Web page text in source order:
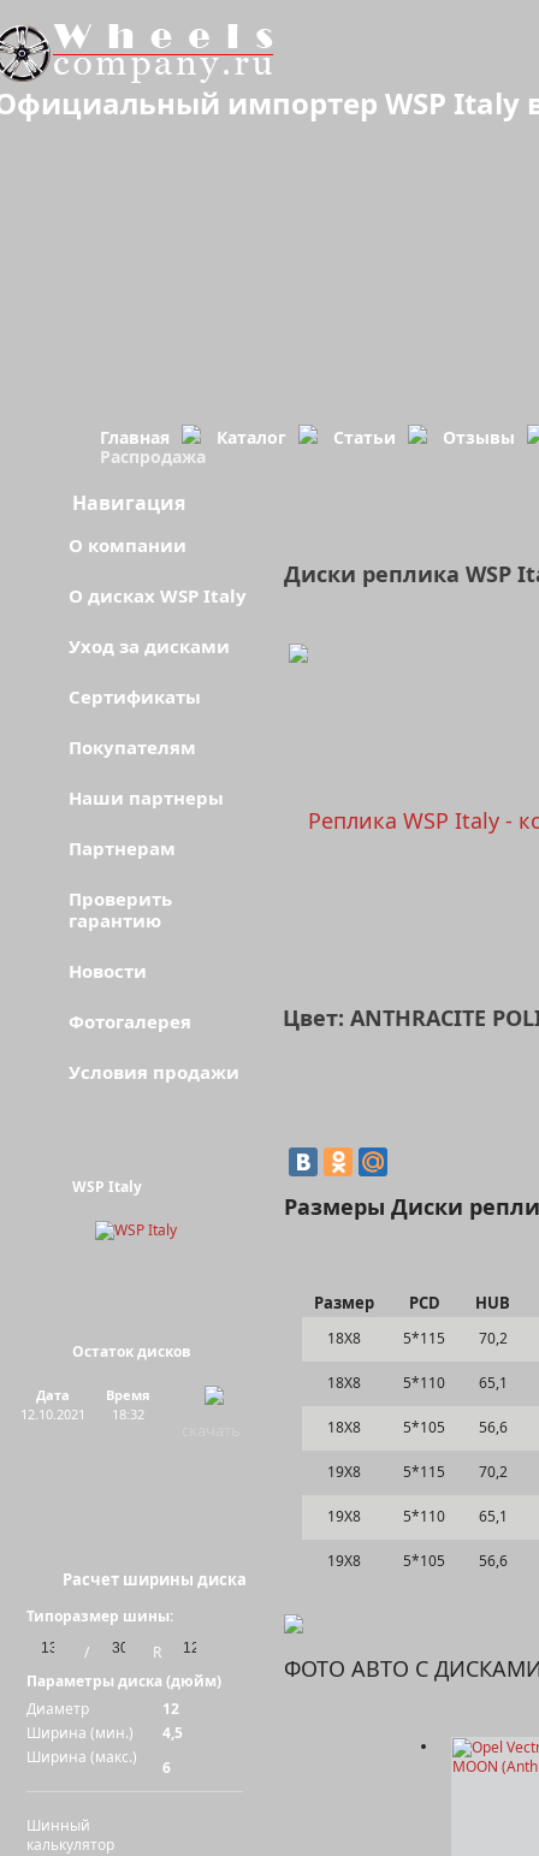
импортер WSP Italy
Главная Каталог Статьи
Отзывы
Распродажа
Диски реплика WSP
Цвет: ANTHRACITE
Размеры Диски
Размер PCD HUB
18Х8 5*115 70,2
18Х8 5*110 65,1
18Х8 5*105 56,6
19Х8 5*115 70,2
19Х8 5*110 65,1
19Х8 5*105 56,6
ФОТО АВТО С
Навигация
О компании
О дисках WSP Italy
Уход за дисками
Сертификаты
Покупателям
Наши партнеры
Партнерам
Проверить
гарантию
Новости
Фотогалерея
Условия продажи
WSP Italy
Остаток дисков
Дата
12.10.2021
Время
18:32
Расчет ширины диска
Типоразмер шины:
/
R
Параметры диска (дюйм)
Диаметр
12
Ширина (мин.)
4,5
Ширина (макс.)
6
Шинный
калькулятор